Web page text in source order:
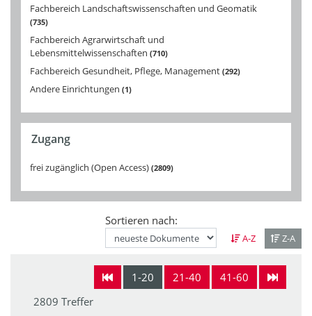
Fachbereich Landschaftswissenschaften und Geomatik
735
Fachbereich Agrarwirtschaft und
Lebensmittelwissenschaften 710
Fachbereich Gesundheit, Pflege, Management 292
Andere Einrichtungen 1
Zugang
frei zugänglich (Open Access) 2809
Sortieren nach:
A-Z Z-A
1-20 21-40
41-60
2809 Treffer